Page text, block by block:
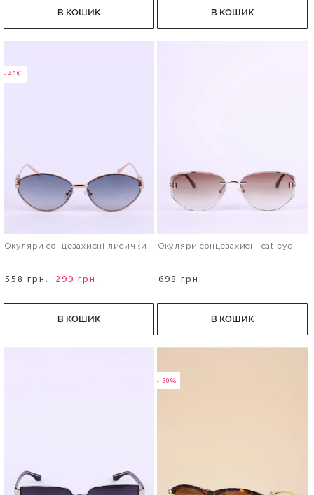
В КОШИК В КОШИК
- 46%
Окуляри сонцезахисні лисички
558 грн. 299 грн.
В КОШИК
Окуляри сонцезахисні cat eye
698 грн.
В КОШИК
- 50%